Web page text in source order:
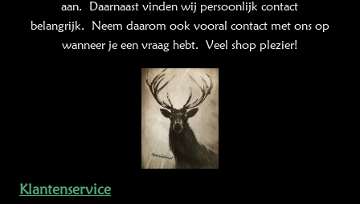
aan. Daarnaast vinden wij persoonlijk contact
belangrijk. Neem daarom ook vooral contact met ons op
wanneer je een vraag hebt. Veel shop plezier!
Klantenservice